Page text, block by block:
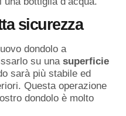
sicurezza
dondolo a
su una superficie
sarà più stabile ed
Questa operazione
dondolo è molto